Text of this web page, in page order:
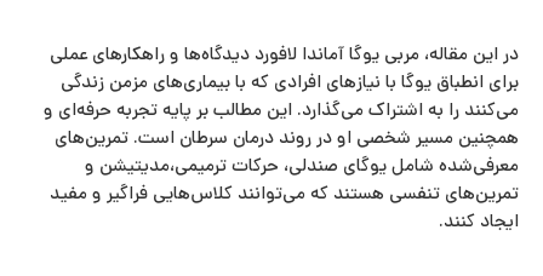
در این مقاله، مربی یوگا آماندا لافورد دیدگاه‌ها و راهکارهای عملی
برای انطباق یوگا با نیازهای افرادی که با بیماری‌های مزمن زندگی
می‌کنند را به اشتراک می‌گذارد. این مطالب بر پایه تجربه حرفه‌ای و
همچنین مسیر شخصی او در روند درمان سرطان است. تمرین‌های
معرفی‌شده شامل یوگای صندلی، حرکات ترمیمی،مدیتیشن و
تمرین‌های تنفسی هستند که می‌توانند کلاس‌هایی فراگیر و مفید
ایجاد کنند.